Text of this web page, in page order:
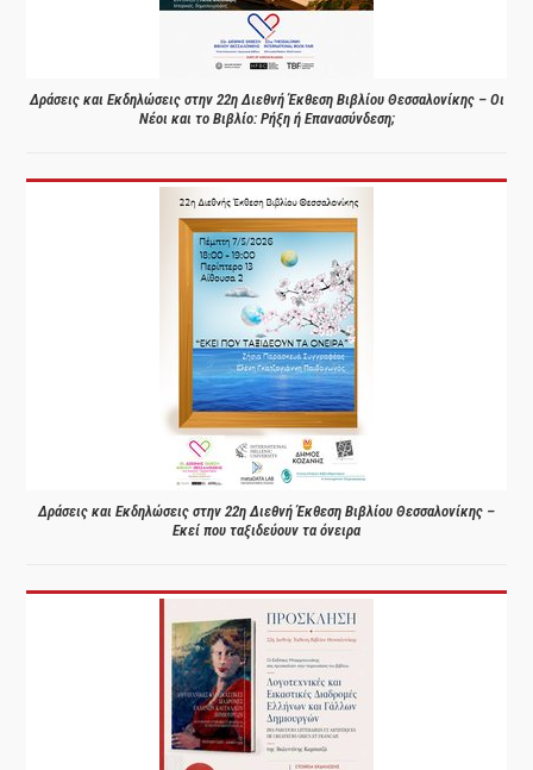
Δράσεις και Εκδηλώσεις στην 22η Διεθνή Έκθεση Βιβλίου Θεσσαλονίκης – Οι
Νέοι και το Βιβλίο: Ρήξη ή Επανασύνδεση;
Δράσεις και Εκδηλώσεις στην 22η Διεθνή Έκθεση Βιβλίου Θεσσαλονίκης –
Εκεί που ταξιδεύουν τα όνειρα